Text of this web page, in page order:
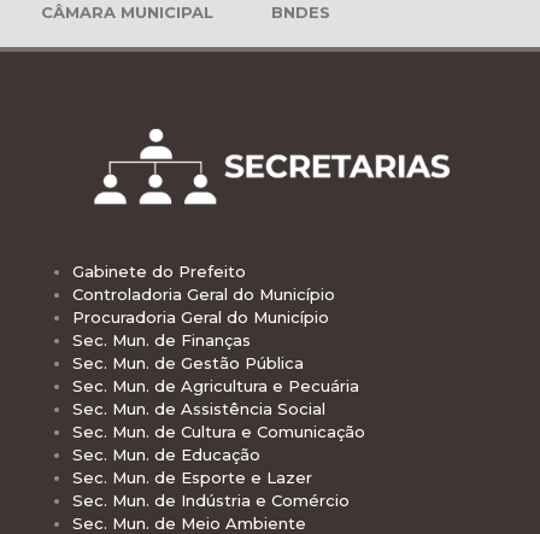
CÂMARA MUNICIPAL BNDES
Gabinete do Prefeito
Controladoria Geral do Município
Procuradoria Geral do Município
Sec. Mun. de Finanças
Sec. Mun. de Gestão Pública
Sec. Mun. de Agricultura e Pecuária
Sec. Mun. de Assistência Social
Sec. Mun. de Cultura e Comunicação
Sec. Mun. de Educação
Sec. Mun. de Esporte e Lazer
Sec. Mun. de Indústria e Comércio
Sec. Mun. de Meio Ambiente